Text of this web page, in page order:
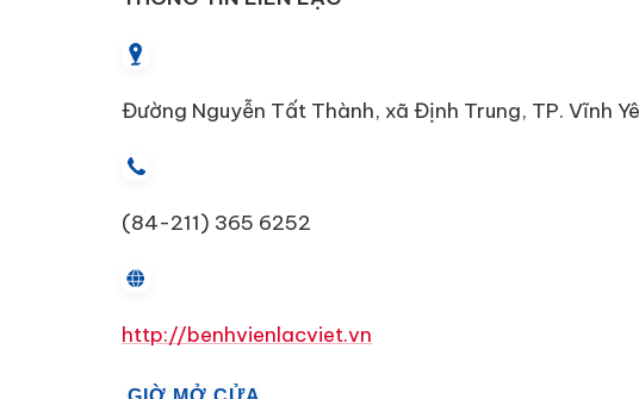
Đường Nguyễn Tất Thành, xã Định Trung, TP. Vĩnh
(84-211) 365 6252
http://benhvienlacviet.vn